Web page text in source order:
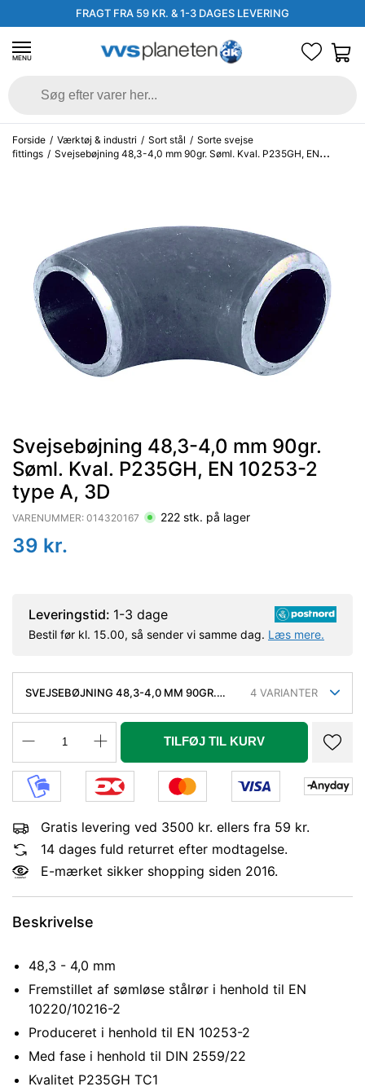
FRAGT FRA 59 KR. & 1-3 DAGES LEVERING
MENU
Forside / Værktøj & industri / Sort stål / Sorte svejse
fittings / Svejsebøjning 48,3-4,0 mm 90gr. Søml. Kval. P235GH, EN
Svejsebøjning 48,3-4,0 mm 90gr.
Søml. Kval. P235GH, EN 10253-2
type A, 3D
VARENUMMER: 014320167 222 stk. på lager
39 kr.
Leveringstid: 1-3 dage
Bestil før kl. 15.00, så sender vi samme dag. Læs mere.
SVEJSEBØJNING 48,3-4,0 MM 90GR.
A, 3D
4 VARIANTER
TILFØJ TIL KURV
Gratis levering ved 3500 kr. ellers fra 59 kr.
14 dages fuld returret efter modtagelse.
E-mærket sikker shopping siden 2016.
Beskrivelse
48,3 - 4,0 mm
Fremstillet af sømløse stålrør i henhold til EN
10220/10216-2
Produceret i henhold til EN 10253-2
Med fase i henhold til DIN 2559/22
Kvalitet P235GH TC1